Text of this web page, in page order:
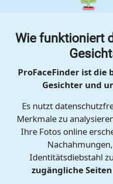
Wie funktioniert
ProFaceFinder ist die
Gesichter und
Es nutzt
Merkmale zu
Ihre Fotos online
Identitätsdiebstahl
zugängliche